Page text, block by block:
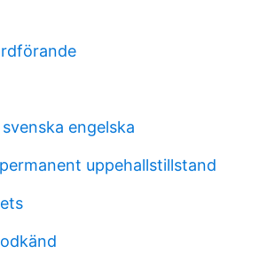
engelska
uppehallstillstand